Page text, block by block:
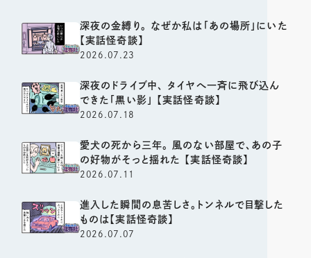
深夜の金縛り。 なぜか私は「あの場所」にいた
【実話怪奇談】
2026.07.23
深夜のドライブ中、 タイヤへ一斉に飛び込ん
できた「黒い影」 【実話怪奇談】
2026.07.18
愛犬の死から三年。 風のない部屋で、あの子
の好物がそっと揺れた 【実話怪奇談】
2026.07.11
進入した瞬間の息苦しさ。トンネルで目撃した
ものは【実話怪奇談】
2026.07.07